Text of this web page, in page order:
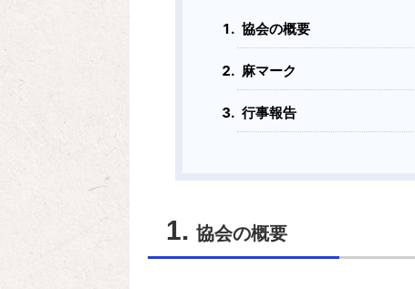
協会の概要
麻マーク
行事報告
協会の概要